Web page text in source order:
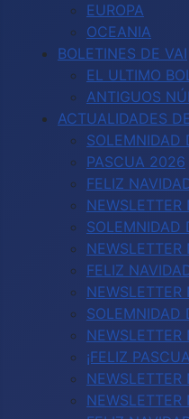
EUROPA
OCEANIA
BOLETINES DE VAI
EL ULTIMO
ANTIGUOS
ACTUALIDADES
SOLEMNIDAD
PASCUA 2026
FELIZ
NEWSLETTER
SOLEMNIDAD
FELIZ
NEWSLETTER
SOLEMNIDAD
NEWSLETTER
¡FELIZ
NEWSLETTER
NEWSLETTER